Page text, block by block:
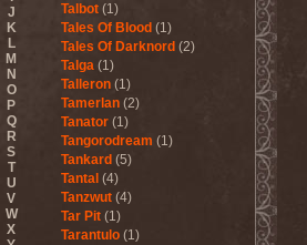
J
K
L
M
N
O
P
Q
R
S
T
U
V
W
X
Talbot (1)
Tales Of Blood (1)
Tales Of Darknord (2)
Talga (1)
Talleron (1)
Tamerlan (2)
Tanator (1)
Tangorodream (1)
Tankard (5)
Tantal (4)
Tanzwut (4)
Tar Pit (1)
Tarantulo (1)